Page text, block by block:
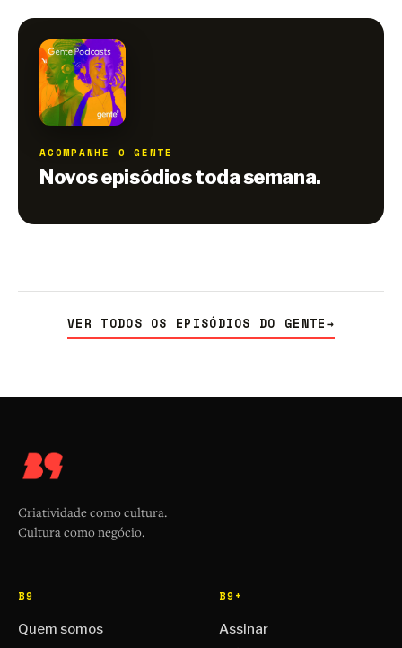
ACOMPANHE O GENTE
Novos episódios toda semana.
VER TODOS OS EPISÓDIOS DO GENTE→
Criatividade como cultura.
Cultura como negócio.
B9
Quem somos
B9+
Assinar